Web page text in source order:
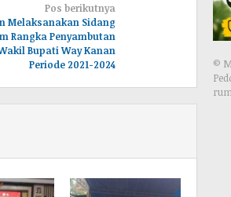
Pos berikutnya
Melaksanakan Sidang
Rangka Penyambutan
Bupati Way Kanan
Periode 2021-2024
©